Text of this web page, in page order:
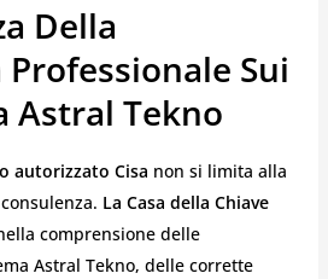
Della
Sui
Astral Tekno
autorizzato Cisa non si limita alla
La Casa della Chiave
comprensione delle
Astral Tekno, delle corrette